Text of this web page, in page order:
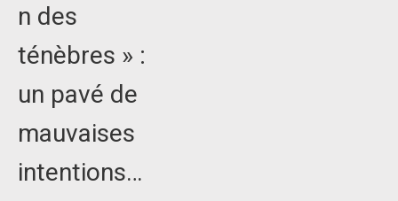
n des
ténèbres » :
un pavé de
mauvaises
intentions…